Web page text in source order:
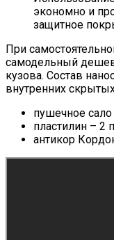
экономно и
защитное
При
самодельный
кузова. Состав
внутренних
пушечное сало
пластилин – 2
антикор